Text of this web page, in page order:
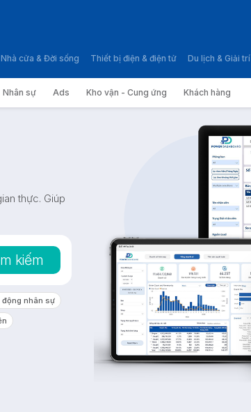
Nhân sự Ads Kho vận - Cung ứng Khách hàng
Nhà cửa & Đời sống Thiết bị điện & điện tử Du lịch & Giải trí
thực. Giúp
kiếm
động nhân sự